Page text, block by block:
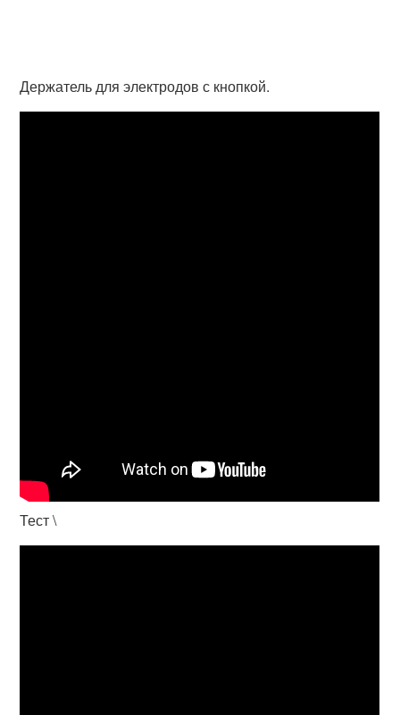
Держатель для электродов с кнопкой.
Тест \